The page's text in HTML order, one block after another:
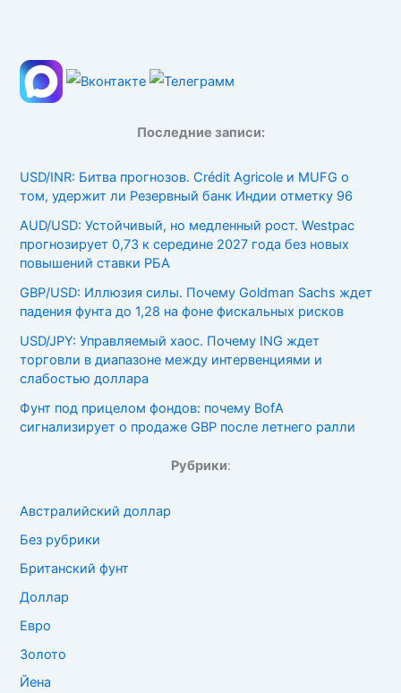
Последние записи:
USD/INR: Битва прогнозов. Crédit Agricole и MUFG о
том, удержит ли Резервный банк Индии отметку 96
AUD/USD: Устойчивый, но медленный рост. Westpac
прогнозирует 0,73 к середине 2027 года без новых
повышений ставки РБА
GBP/USD: Иллюзия силы. Почему Goldman Sachs ждет
падения фунта до 1,28 на фоне фискальных рисков
USD/JPY: Управляемый хаос. Почему ING ждет
торговли в диапазоне между интервенциями и
слабостью доллара
Фунт под прицелом фондов: почему BofA
сигнализирует о продаже GBP после летнего ралли
Рубрики:
Австралийский доллар
Без рубрики
Британский фунт
Доллар
Евро
Золото
Йена